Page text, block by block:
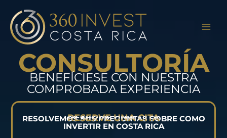
contenido
CONSULTORÍA
BENEFÍCIESE CON NUESTRA
COMPROBADA EXPERIENCIA
RESOLVEMOS SUS PREGUNTAS SOBRE COMO
INVERTIR EN COSTA RICA
RESERVE UNA CITA